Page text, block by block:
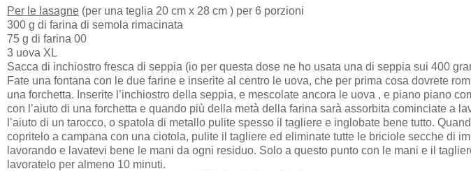
Per le lasagne (per una teglia 20 cm x 28 cm ) per 6 porzioni
300 g di farina di semola rimacinata
75 g di farina 00
3 uova XL
Sacca di inchiostro fresca di seppia (io per questa dose ne ho usata una di seppia sui 400
Fate una fontana con le due farine e inserite al centro le uova, che per prima cosa dovrete
una forchetta. Inserite l’inchiostro della seppia, e mescolate ancora le uova , e piano piano
con l’aiuto di una forchetta e quando più della metà della farina sarà assorbita cominciate a
l’aiuto di un tarocco, o spatola di metallo pulite spesso il tagliere e inglobate bene tutto.
copritelo a campana con una ciotola, pulite il tagliere ed eliminate tutte le briciole secche di
lavorando e lavatevi bene le mani da ogni residuo. Solo a questo punto con le mani e il
lavoratelo per almeno 10 minuti.